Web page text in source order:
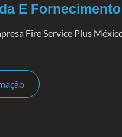
E
Fire Service Plus